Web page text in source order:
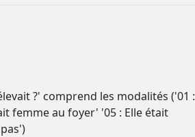
?' comprend les modalités ('01 :
femme au foyer' '05 : Elle était